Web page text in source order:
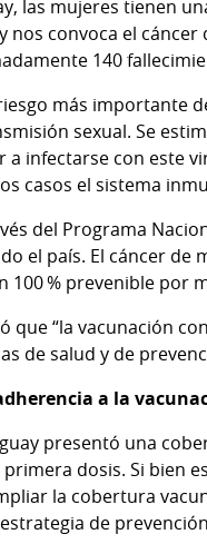
las mujeres tienen
nos convoca el
140
más importante
sexual. Se
a infectarse con este
casos el sistema
del Programa
el país. El cáncer de
100 % prevenible por
que “la vacunación
de salud y de
a la
presentó una
dosis. Si bien
la cobertura
de